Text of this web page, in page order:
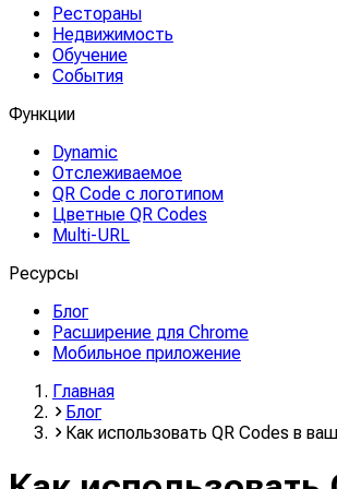
Рестораны
Недвижимость
Обучение
События
Функции
Dynamic
Отслеживаемое
QR Code с логотипом
Цветные QR Codes
Multi-URL
Ресурсы
Блог
Расширение для Chrome
Мобильное приложение
Главная
Блог
Как использовать QR Codes в